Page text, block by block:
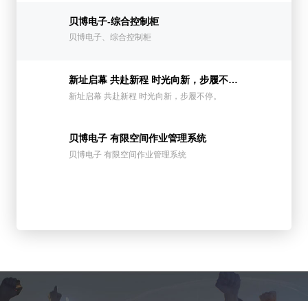
贝博电子-综合控制柜
贝博电子、综合控制柜
新址启幕 共赴新程 时光向新，步履不停。
新址启幕 共赴新程 时光向新，步履不停。
贝博电子 有限空间作业管理系统
贝博电子 有限空间作业管理系统